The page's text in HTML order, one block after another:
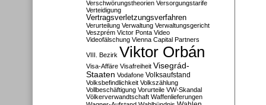
Verschwörungstheorien Versorgungstarife
Verteidigung
Vertragsverletzungsverfahren
Verurteilung Verwaltung Verwaltungsgericht
Veszprém Victor Ponta Video
Videofälschung Vienna Capital Partners
VIII. Bezirk Viktor Orbán
Visa-Affäre Visafreiheit Visegrád-
Staaten Vodafone Volksaufstand
Volksbefindlichkeit Volkszählung
Vollbeschäftigung Vorurteile VW-Skandal
Völkerverwandtschaft Waffenlieferungen